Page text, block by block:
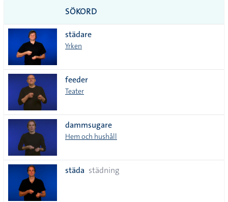
till
alla i
lista
SÖKORD
städare
Yrken
feeder
Teater
dammsugare
Hem och hushåll
städa städning